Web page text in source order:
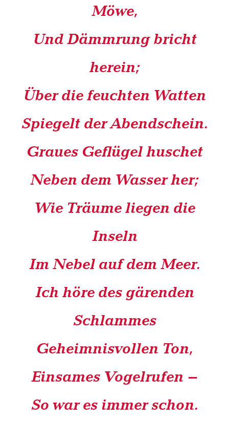
Möwe,
Und Dämmrung bricht
herein;
Über die feuchten Watten
Spiegelt der Abendschein.
Graues Geflügel huschet
Neben dem Wasser her;
Wie Träume liegen die
Inseln
Im Nebel auf dem Meer.
Ich höre des gärenden
Schlammes
Geheimnisvollen Ton,
Einsames Vogelrufen –
So war es immer schon.